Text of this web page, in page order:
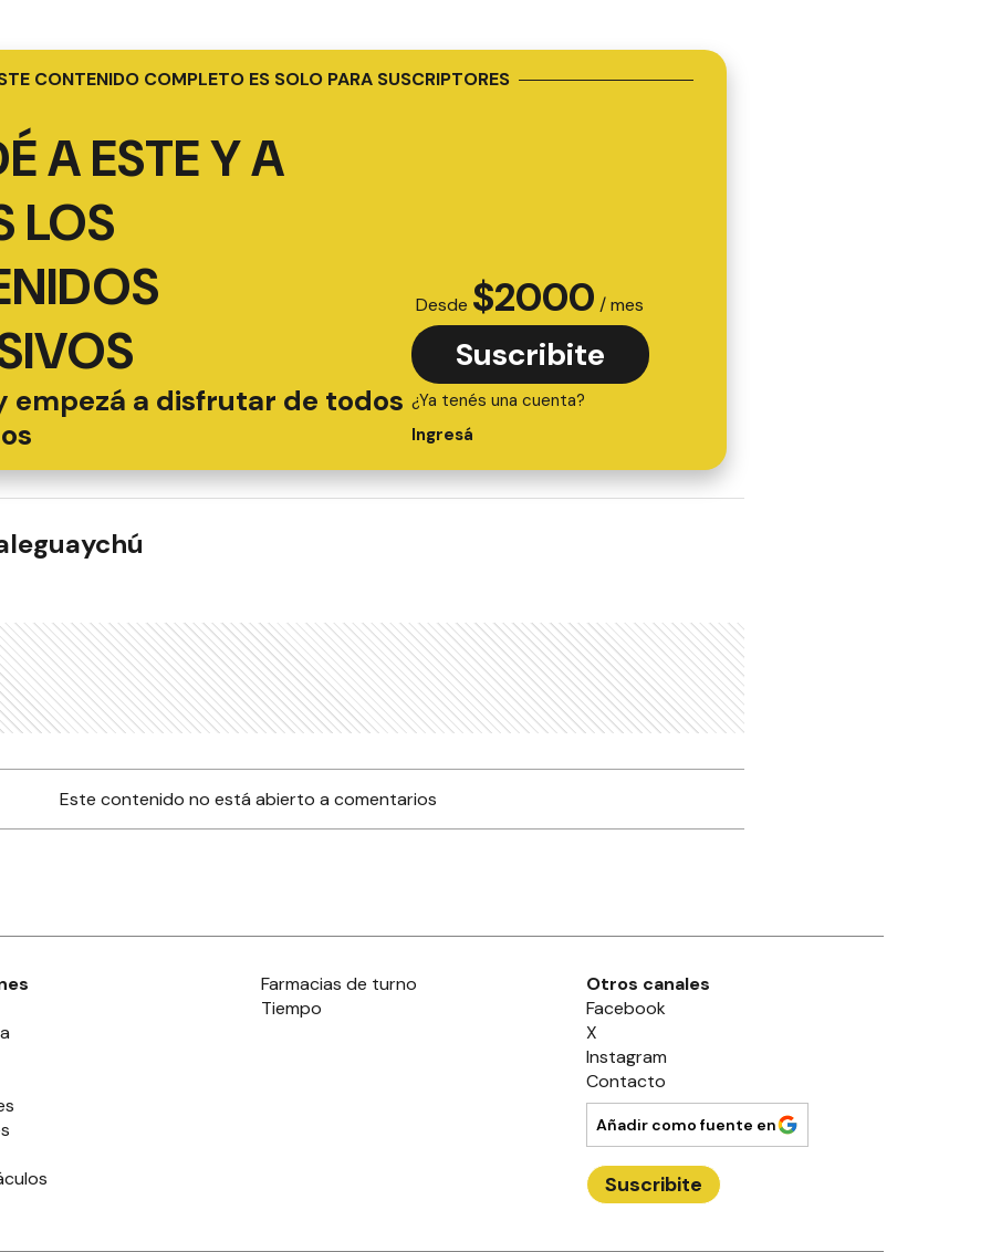
CONTENIDO COMPLETO ES SOLO PARA SUSCRIPTORES
A ESTE Y A
LOS
empezá a disfrutar de todos
Desde $2000 / mes
Suscribite
¿Ya tenés una cuenta?
Ingresá
Este contenido no está abierto a comentarios
Farmacias de turno
Tiempo
Otros canales
Facebook
X
Instagram
Contacto
Añadir como fuente en
Suscribite